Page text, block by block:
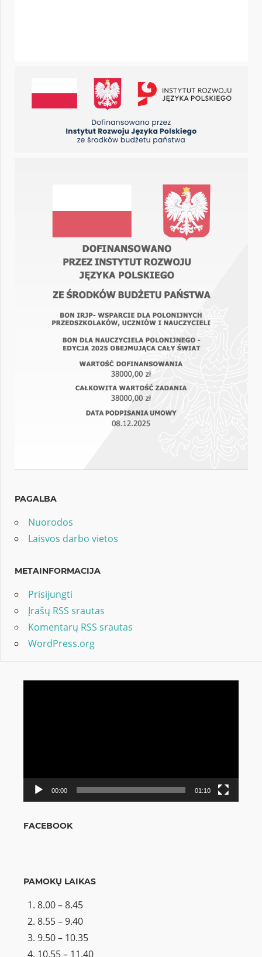
PAGALBA
Nuorodos
Laisvos darbo vietos
METAINFORMACIJA
Prisijungti
Įrašų RSS srautas
Komentarų RSS srautas
WordPress.org
00:00 01:10
FACEBOOK
PAMOKŲ LAIKAS
8.00 – 8.45
8.55 – 9.40
9.50 – 10.35
10.55 – 11.40